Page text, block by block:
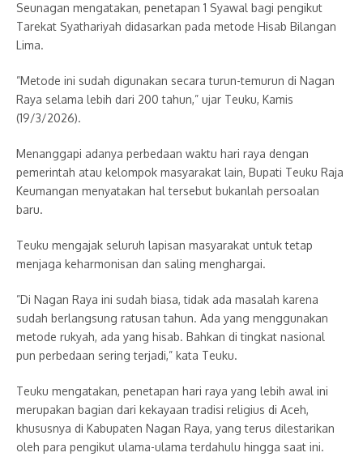
Seunagan mengatakan, penetapan 1 Syawal bagi pengikut
Tarekat Syathariyah didasarkan pada metode Hisab Bilangan
Lima.
​”Metode ini sudah digunakan secara turun-temurun di Nagan
Raya selama lebih dari 200 tahun,” ujar Teuku, Kamis
(19/3/2026).
​Menanggapi adanya perbedaan waktu hari raya dengan
pemerintah atau kelompok masyarakat lain, Bupati Teuku Raja
Keumangan menyatakan hal tersebut bukanlah persoalan
baru.
Teuku mengajak seluruh lapisan masyarakat untuk tetap
menjaga keharmonisan dan saling menghargai.
​”Di Nagan Raya ini sudah biasa, tidak ada masalah karena
sudah berlangsung ratusan tahun. Ada yang menggunakan
metode rukyah, ada yang hisab. Bahkan di tingkat nasional
pun perbedaan sering terjadi,” kata Teuku.
Teuku mengatakan, penetapan hari raya yang lebih awal ini
merupakan bagian dari kekayaan tradisi religius di Aceh,
khususnya di Kabupaten Nagan Raya, yang terus dilestarikan
oleh para pengikut ulama-ulama terdahulu hingga saat ini.